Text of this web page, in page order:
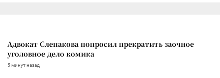
Адвокат Слепакова попросил прекратить заочное
уголовное дело комика
5 минут назад